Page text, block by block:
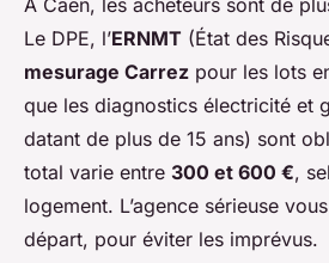
Le DPE, l’ERNMT (État des
mesurage Carrez pour les lots
que les diagnostics électricité et
datant de plus de 15 ans) sont
total varie entre 300 et 600 €,
logement. L’agence sérieuse
départ, pour éviter les imprévus.